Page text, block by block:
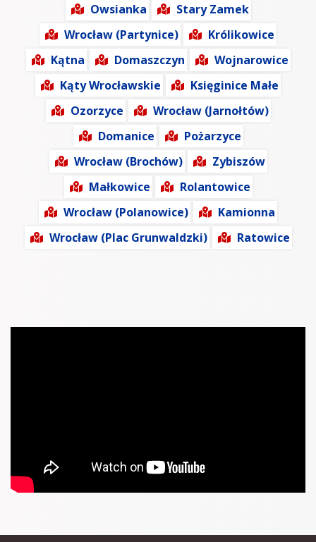
Owsianka
Stary Zamek
Wrocław (Partynice)
Królikowice
Kątna
Domaszczyn
Wojnarowice
Kąty Wrocławskie
Księginice Małe
Ozorzyce
Wrocław (Jarnołtów)
Domanice
Pożarzyce
Wrocław (Brochów)
Zybiszów
Małkowice
Rolantowice
Wrocław (Polanowice)
Kamionna
Wrocław (Plac Grunwaldzki)
Ratowice